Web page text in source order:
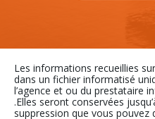
Les informations recueillies
dans un fichier informatisé
l’agence et ou du prestataire
.Elles seront conservées
suppression que vous